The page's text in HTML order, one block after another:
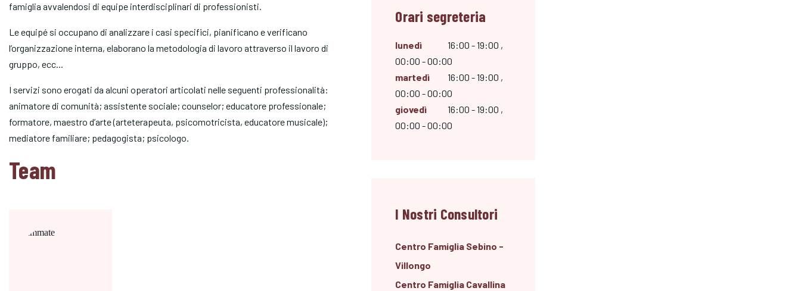
famiglia avvalendosi di equipe interdisciplinari di professionisti.
Le equipé si occupano di analizzare i casi specifici, pianificano e verificano
l’organizzazione interna, elaborano la metodologia di lavoro attraverso il lavoro di
gruppo, ecc...
I servizi sono erogati da alcuni operatori articolati nelle seguenti professionalità:
animatore di comunità; assistente sociale; counselor; educatore professionale;
formatore, maestro d’arte (arteterapeuta, psicomotricista, educatore musicale);
mediatore familiare; pedagogista; psicologo.
Team
Orari segreteria
lunedì
16:00 - 19:00 ,
00:00 - 00:00
martedì
16:00 - 19:00 ,
00:00 - 00:00
giovedì
16:00 - 19:00 ,
00:00 - 00:00
I Nostri Consultori
Centro Famiglia Sebino -
Villongo
Centro Famiglia Cavallina